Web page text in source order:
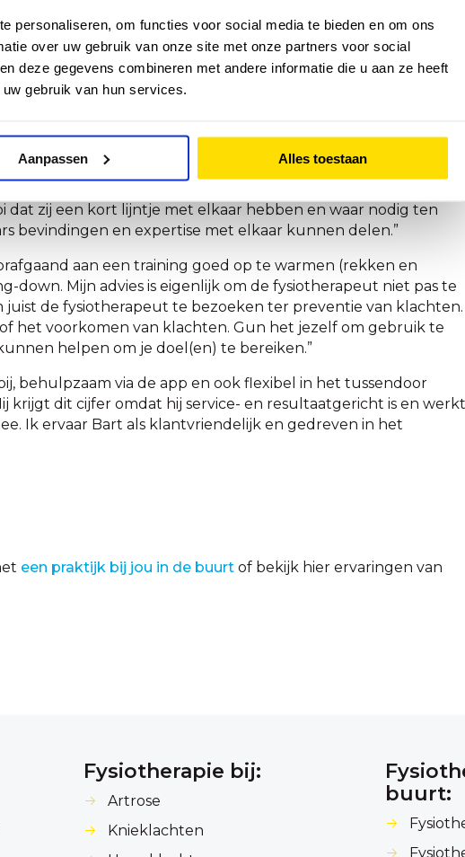
personaliseren, om functies voor social media te bieden en om ons
over uw gebruik van onze site met onze partners voor social
deze gegevens combineren met andere informatie die u aan ze heeft
gebruik van hun services.
Aanpassen Alles toestaan
omga met mijn lichaam. Ik ben mij bewuster van hoe ik sta,
Bart mij er ook bewust van gemaakt dat niet alleen de grote
mij lange tijd lastig geweest om mijn onder- én bovenrug goed
spier(groep). Doordat ik deze spier(en) niet juist kon
uit door mij diverse mobiliteitsoefeningen te laten doen om
klachten verdwenen. Ook heb ik door Bart geleerd wat
belasten van gevoelige spieren.”
te maken in de sport, zowel nationaal als internationaal
begeleiding van mijn trainer/coach maar ook zeker van Bart
dat zij een kort lijntje met elkaar hebben en waar nodig ten
bevindingen en expertise met elkaar kunnen delen.”
aan een training goed op te warmen (rekken en
down. Mijn advies is eigenlijk om de fysiotherapeut niet pas te
de fysiotherapeut te bezoeken ter preventie van klachten.
het voorkomen van klachten. Gun het jezelf om gebruik te
helpen om je doel(en) te bereiken.”
behulpzaam via de app en ook flexibel in het tussendoor
krijgt dit cijfer omdat hij service- en resultaatgericht is en
Ik ervaar Bart als klantvriendelijk en gedreven in het
een praktijk bij jou in de buurt of bekijk hier ervaringen van
Fysiotherapie bij:
Artrose
Knieklachten
buurt: